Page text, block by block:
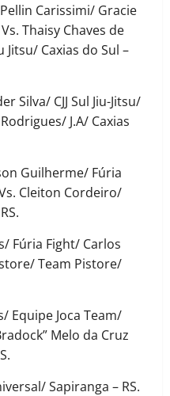
Carissimi/ Gracie
Thaisy Chaves de
Jitsu/ Caxias do Sul –
Silva/ CJJ Sul Jiu-Jitsu/
J.A/ Caxias
Guilherme/ Fúria
Cleiton Cordeiro/
Fúria Fight/ Carlos
Team Pistore/
Equipe Joca Team/
Melo da Cruz
Sapiranga – RS.